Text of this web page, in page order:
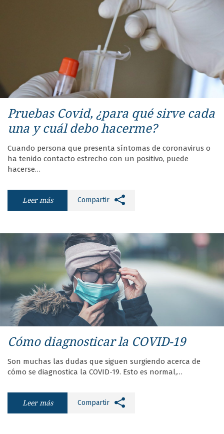
Pruebas Covid, ¿para qué sirve cada
una y cuál debo hacerme?
Cuando persona que presenta síntomas de coronavirus o
ha tenido contacto estrecho con un positivo, puede
hacerse…
Leer más Compartir
Cómo diagnosticar la COVID-19
Son muchas las dudas que siguen surgiendo acerca de
cómo se diagnostica la COVID-19. Esto es normal,…
Leer más Compartir